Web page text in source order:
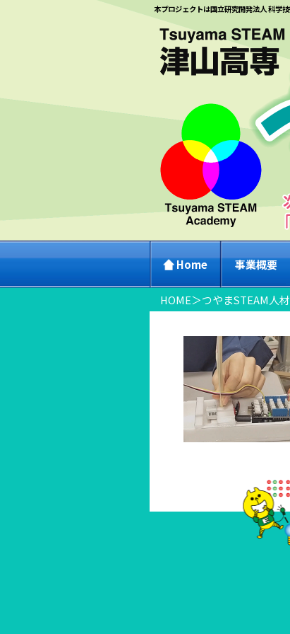
本プロジェクトは国立研究開発法人 科学
Home 事業概要
HOME＞つやまSTEAM人